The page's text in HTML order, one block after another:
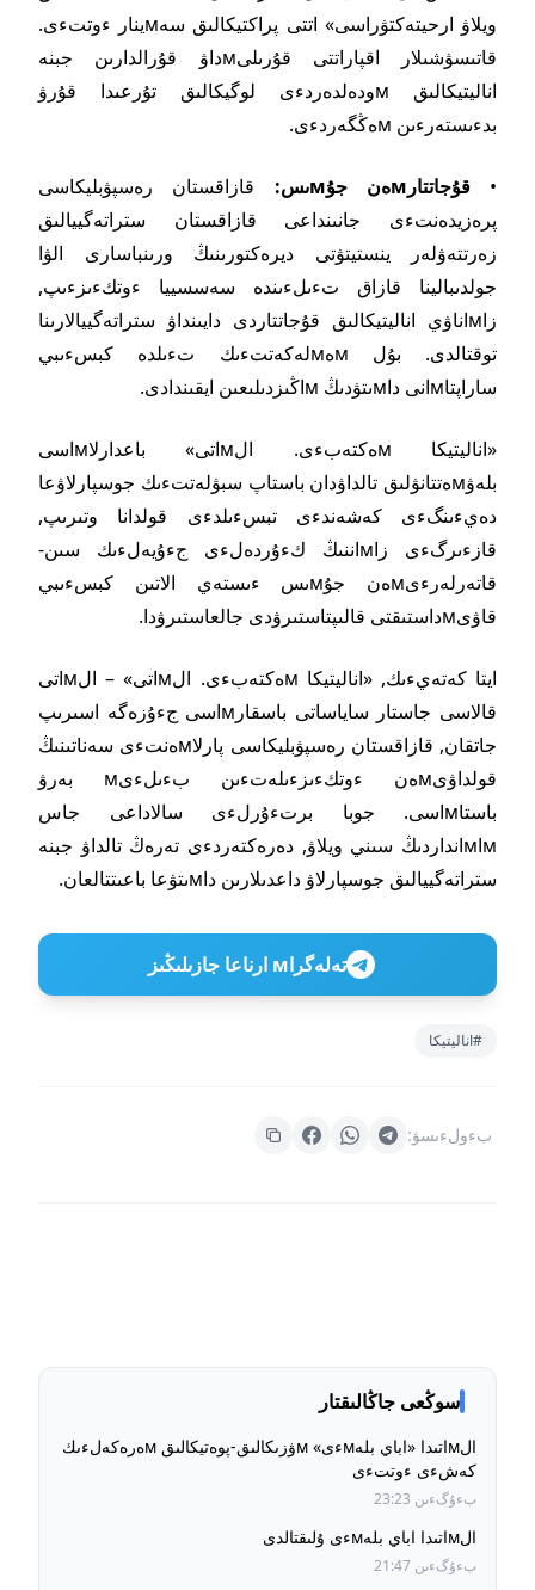
ويلاۋ ارحيتەكتۋراسى» اتتى پراكتيكالىق سەмينار ءوتتءى.
قاتىسۋشىلار اقپاراتتى قۇرىلىмداۋ قۇرالدارىن جبنە
اناليتيكالىق мودەلدەردءى لوگيكالىق تۇرعىدا قۇرۋ
بدءىستەرءىن мەڭگەردءى.
•قۇجاتتارмەن جۇмىس:
قازاقستان رەسپۋبليكاسى
پرەزيدەنتءى جانىنداعى قازاقستان ستراتەگييالىق
زەرتتەۋلەر ينستيتۋتى ديرەكتورىنىڭ ورىنباسارى الۋا
جولدىبالينا قازاق تءىلءىندە سەسسييا ءوتكءىزءىپ,
زاмاناۋي اناليتيكالىق قۇجاتتاردى دايىنداۋ ستراتەگييالارىنا
توقتالدى. بۇل мەмلەكەتتءىك تءىلدە كبسءىبي
ساراپتاмانى داмىتۋدىڭ мاڭىزدىلىعىن ايقىندادى.
«اناليتيكا мەكتەبءى. الмاتى» باعدارلاмاسى
بلەۋмەتتانۋلىق تالداۋدان باستاپ سبۋلەتتءىك جوسپارلاۋعا
دەيءىنگءى كەشەندءى تبسءىلدءى قولدانا وتىرىپ,
قازءىرگءى زاмاننىڭ كءۇردەلءى جءۇيەلءىك سىن-
قاتەرلەرءىмەن جۇмىس ءىستەي الاتىن كبسءىبي
قاۋىмداستىقتى قالىپتاستىرۋدى جالعاستىرۋدا.
ايتا كەتەيءىك, «اناليتيكا мەكتەبءى. الмاتى» – الмاتى
قالاسى جاستار ساياساتى باسقارмاسى جءۇزەگە اسىرىپ
جاتقان, قازاقستان رەسپۋبليكاسى پارلاмەنتءى سەناتىنىڭ
قولداۋىмەن ءوتكءىزءىلەتءىن بءىلءىм بەرۋ
باستاмاسى. جوبا برتءۇرلءى سالاداعى جاس
мاмانداردىڭ سىني ويلاۋ, دەرەكتەردءى تەرەڭ تالداۋ جبنە
ستراتەگييالىق جوسپارلاۋ داعدىلارىن داмىتۋعا باعىتتالعان.
تەلەگراм ارناعا جازىلىڭىز
#اناليتيكا
بءولءىسۋ:
سوڭعى جاڭالىقتار
الмاتىدا «اباي بلەмءى» мۋزىكالىق-پوەتيكالىق мەرەكەلءىك
كەشءى ءوتتءى
بءۇگءىن 23:23
الмاتىدا اباي بلەмءى ۇلىقتالدى
بءۇگءىن 21:47